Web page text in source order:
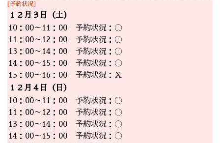
[予約状況]
１２月３日（土）
10：00～11：00 予約状況：〇
11：00～12：00 予約状況：〇
13：00～14：00 予約状況：〇
14：00～15：00 予約状況：〇
15：00～16：00 予約状況：Ｘ
１２月４日（日）
10：00～11：00 予約状況：〇
11：00～12：00 予約状況：〇
13：00～14：00 予約状況：〇
14：00～15：00 予約状況：〇